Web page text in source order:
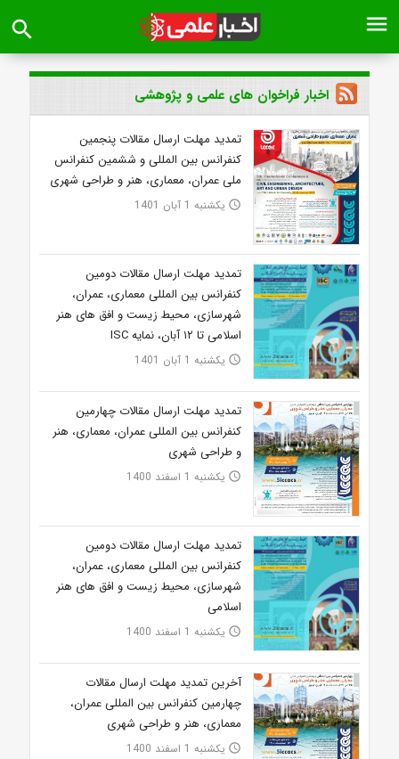
menu
search
اخبار فراخوان های علمی و پژوهشی
تمدید مهلت ارسال مقالات پنجمین
کنفرانس بین المللی و ششمین کنفرانس
ملی عمران، معماری، هنر و طراحی شهری
access_time یکشنبه 1 آبان 1401
تمدید مهلت ارسال مقالات دومین
کنفرانس بین المللی معماری، عمران،
شهرسازی، محیط زیست و افق های هنر
اسلامی تا ۱۲ آبان، نمایه ISC
access_time یکشنبه 1 آبان 1401
تمدید مهلت ارسال مقالات چهارمین
کنفرانس بین المللی عمران، معماری، هنر
و طراحی شهری
access_time یکشنبه 1 اسفند 1400
تمدید مهلت ارسال مقالات دومین
کنفرانس بین المللی معماری، عمران،
شهرسازی، محیط زیست و افق های هنر
اسلامی
access_time یکشنبه 1 اسفند 1400
آخرین تمدید مهلت ارسال مقالات
چهارمین کنفرانس بین المللی عمران،
معماری، هنر و طراحی شهری
access_time یکشنبه 1 اسفند 1400